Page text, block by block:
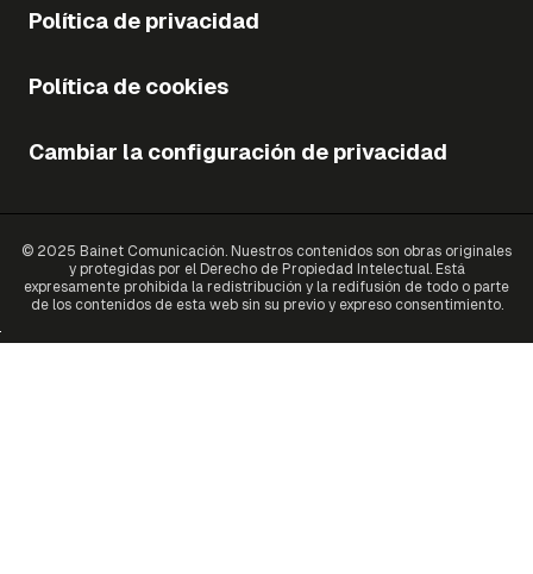
Política de privacidad
Política de cookies
Cambiar la configuración de privacidad
© 2025 Bainet Comunicación. Nuestros contenidos son obras originales
y protegidas por el Derecho de Propiedad Intelectual. Está
expresamente prohibida la redistribución y la redifusión de todo o parte
de los contenidos de esta web sin su previo y expreso consentimiento.